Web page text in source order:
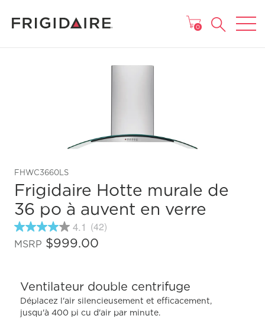
MENU
0
FHWC3660LS
Frigidaire Hotte murale de
36 po à auvent en verre
4.1
étoiles
sur
de
note
moyenne.
Read
4.1 (42)
MSRP $999.00
Ventilateur double centrifuge
Déplacez l'air silencieusement et efficacement,
jusqu'à 400 pi cu d'air par minute.